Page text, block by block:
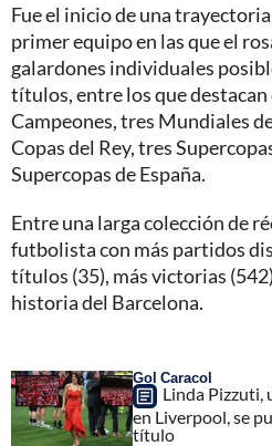
Fue el inicio de una
primer equipo en las que el
galardones individuales
títulos, entre los que destacan
Campeones, tres Mundiales
Copas del Rey, tres
Supercopas de España.
Entre una larga colección de
futbolista con más partidos
títulos (35), más victorias
historia del Barcelona.
Gol Caracol
Linda Pizzuti,
en Liverpool, se
título